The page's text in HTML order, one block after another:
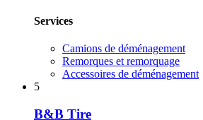
Services
Camions de déménagement
Remorques et remorquage
Accessoires de déménagement
5
B&B Tire